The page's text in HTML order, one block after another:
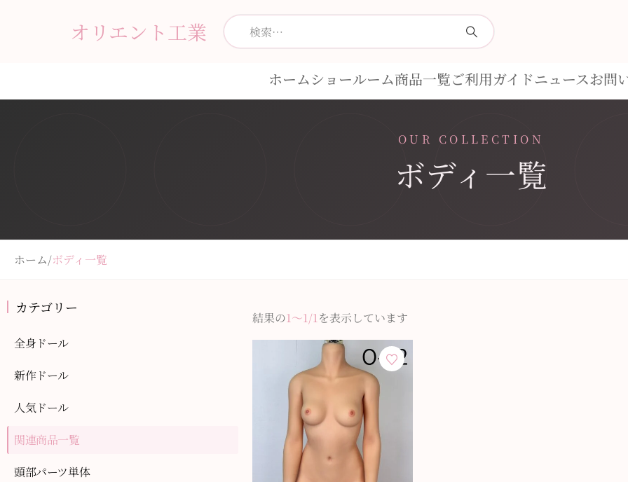
オリエント工業
ホームショールーム商品一覧ご利用ガイドニュースお問
OUR COLLECTION
ボディ一覧
ホーム/ボディ一覧
結果の1〜1/1 を表示しています
カテゴリー
全身ドール
新作ドール
人気ドール
関連商品一覧
頭部パーツ単体